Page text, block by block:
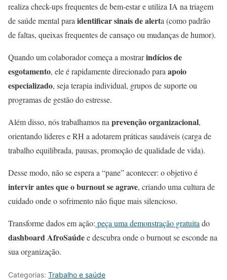
realiza check-ups frequentes de bem-estar e utiliza IA na triagem
de saúde mental para identificar sinais de alerta (como padrão
de faltas, queixas frequentes de cansaço ou mudanças de humor).
Quando um colaborador começa a mostrarindícios de
esgotamento, ele é rapidamente direcionado para apoio
especializado, seja terapia individual, grupos de suporte ou
programas de gestão do estresse.
Além disso, nós trabalhamos na prevenção organizacional,
orientando líderes e RH a adotarem práticas saudáveis (carga de
trabalho equilibrada, pausas, promoção de qualidade de vida).
Desse modo, não se espera a “pane” acontecer: o objetivo é
intervir antes que o burnout se agrave, criando uma cultura de
cuidado onde o sofrimento não fique mais silencioso.
Transforme dados em ação: peça uma demonstração gratuita do
dashboard AfroSaúdee descubra onde o burnout se esconde na
sua organização.
Categorias: Trabalho e saúde